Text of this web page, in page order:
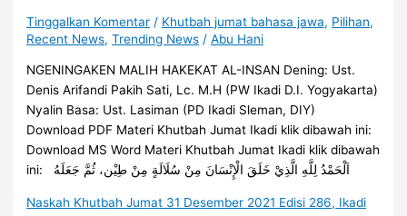
Tinggalkan Komentar / Khutbah jumat bahasa jawa, Pilihan,
Recent News,Trending News /Abu Hani
NGENINGAKEN MALIH HAKEKAT AL-INSAN Dening: Ust.
Denis Arifandi Pakih Sati, Lc. M.H (PW Ikadi D.I. Yogyakarta)
Nyalin Basa: Ust. Lasiman (PD Ikadi Sleman, DIY)
Download PDF Materi Khutbah Jumat Ikadi klik dibawah ini:
Download MS Word Materi Khutbah Jumat Ikadi klik dibawah
ini: اَلْحَمْدُ لِلَّهِ الَّذِيْ خَلَقَ الْإِنْسَانَ مِنْ سُلَالَةٍ مِنْ طِيْن، ثُمَّ جَعَلَهُ
Naskah Khutbah Jumat 31 Desember 2021 Edisi 286, Ikadi